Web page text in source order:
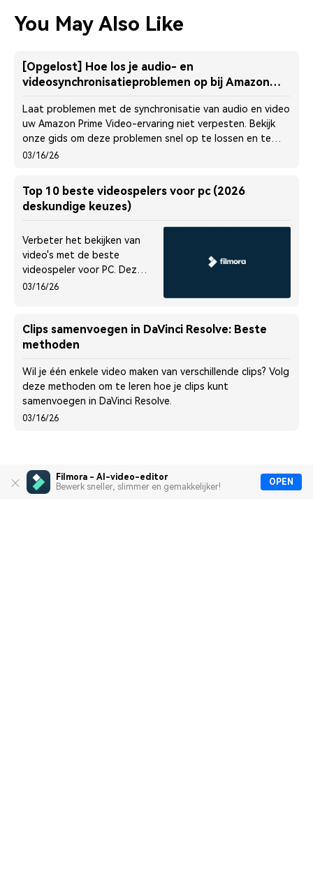
Filmora - AI-video-editor
Bewerk sneller, slimmer en gemakkelijker!
OPEN
You May Also Like
[Opgelost] Hoe los je audio- en
videosynchronisatieproblemen op bij Amazon
Laat problemen met de synchronisatie van audio en video
uw Amazon Prime Video-ervaring niet verpesten. Bekijk
onze gids om deze problemen snel op te lossen en te
genieten van soepelere streaming.
03/16/26
Top 10 beste videospelers voor pc (2026
deskundige keuzes)
Verbeter het bekijken van
video's met de beste
videospeler voor PC. Deze
gids legt de top 10
03/16/26
Clips samenvoegen in DaVinci Resolve: Beste
methoden
Wil je één enkele video maken van verschillende clips? Volg
deze methoden om te leren hoe je clips kunt
samenvoegen in DaVinci Resolve.
03/16/26